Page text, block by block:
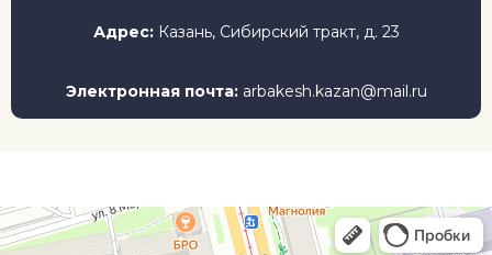
Адрес: Казань, Сибирский тракт, д. 23
Электронная почта: arbakesh.kazan@mail.ru